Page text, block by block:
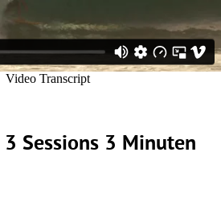
Sessions 3 Minuten